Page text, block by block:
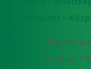
Központ -
2100
Telefon: